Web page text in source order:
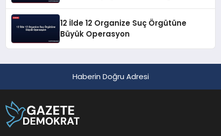
12 İlde 12 Organize Suç Örgütüne
Büyük Operasyon
Haberin Doğru Adresi